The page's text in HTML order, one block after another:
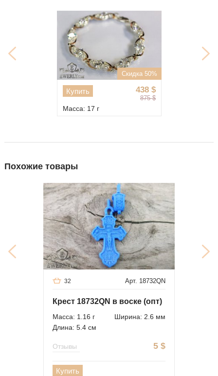
Скидка 50%
438 $
875 $
Купить
Масса: 17 г
Похожие товары
Арт. 18732QN
32
Крест 18732QN в воске (опт)
Масса: 1.16 г
Ширина: 2.6 мм
Длина: 5.4 см
5 $
Отзывы
Купить